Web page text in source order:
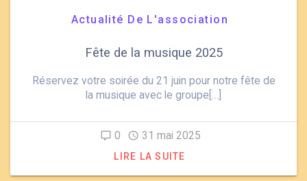
Actualité De L'association
Fête de la musique 2025
Réservez votre soirée du 21 juin pour notre fête de
la musique avec le groupe[…]
0 31 mai 2025
LIRE LA SUITE